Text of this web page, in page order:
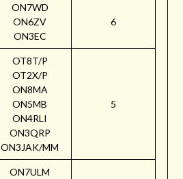
ON7WD
ON6ZV
ON3EC
6
OT8T/P
OT2X/P
ON8MA
ON5MB
ON4RLI
ON3QRP
ON3JAK/MM
5
ON7ULM